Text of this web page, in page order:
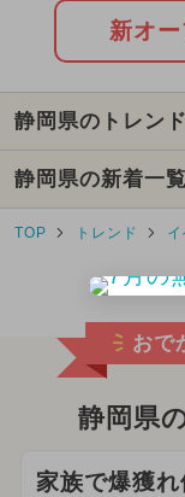
2026年7月の
2025年2月
2025年7月の
2026年2月の
2026年3月
2024年11月
2025年1月
2025年5月
新オ
静岡県のトレン
静岡県の新着一
TOP トレンド
おで
静岡県
家族で爆獲